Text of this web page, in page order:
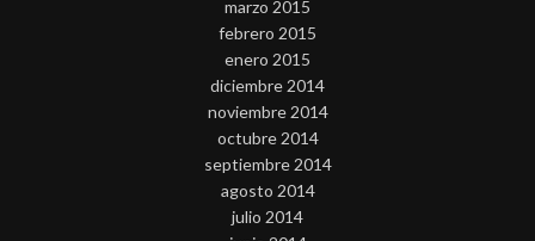
marzo 2015
febrero 2015
enero 2015
diciembre 2014
noviembre 2014
octubre 2014
septiembre 2014
agosto 2014
julio 2014